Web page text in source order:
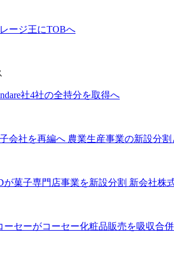
ージ王にTOBへ
社4社の全持分を取得へ
会社を再編へ 農業生産事業の新設分
が菓子専門店事業を新設分割 新会社株
ーセーがコーセー化粧品販売を吸収合